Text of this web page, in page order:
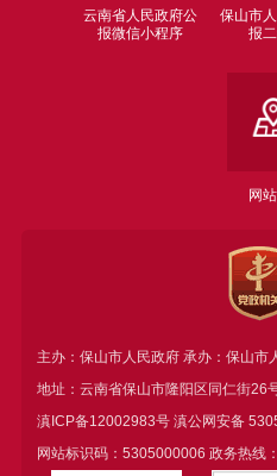
云南省人民政府公
报微信小程序
保山市
报
网
主办：保山市人民政府 承办：保山市
地址：云南省保山市隆阳区同仁街26
滇ICP备12002983号滇公网安备
网站标识码：5305000006 政务热线